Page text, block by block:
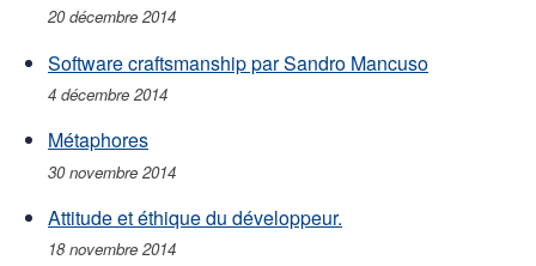
20 décembre 2014
Software craftsmanship par Sandro Mancuso
4 décembre 2014
Métaphores
30 novembre 2014
Attitude et éthique du développeur.
18 novembre 2014